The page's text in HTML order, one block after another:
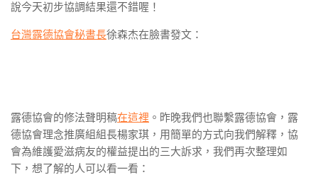
說今天初步協調結果還不錯喔！
台灣露德協會秘書長徐森杰在臉書發文：
露德協會的修法聲明稿在這裡 。昨晚我們也聯繫露德協會，露
德協會理念推廣組組長楊家琪，用簡單的方式向我們解釋，協
會為維護愛滋病友的權益提出的三大訴求，我們再次整理如
下，想了解的人可以看一看：